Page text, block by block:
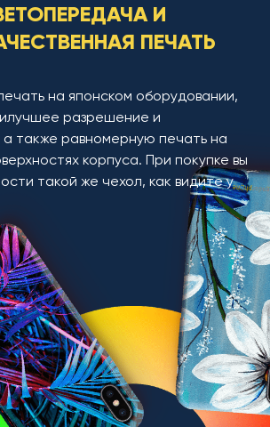
И
ПЕЧАТЬ
на японском оборудовании,
разрешение и
также равномерную печать на
корпуса. При покупке вы
такой же чехол, как видите у